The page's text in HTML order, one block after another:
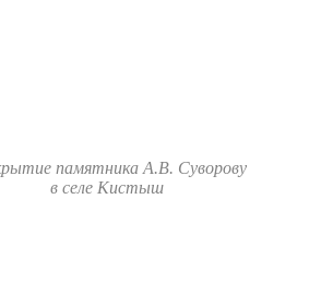
памятника А.В. Суворову
в селе Кистыш